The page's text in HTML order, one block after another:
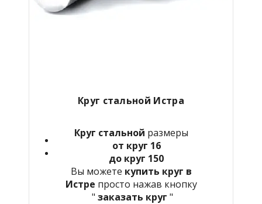
Круг стальной Истра
Круг стальной размеры
от круг 16
до круг 150
Вы можете купить круг в
Истре просто нажав кнопку
" заказать круг "